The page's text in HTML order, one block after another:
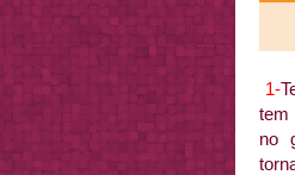
1-
tem
no